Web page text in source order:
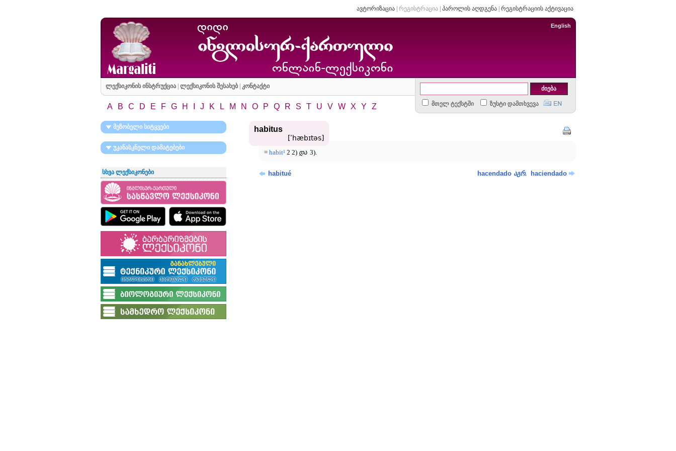
ავტორიზაცია| რეგისტრაცია| პაროლის აღდგენა| რეგისტრაციის აქტივაცია
English
ლექსიკონის ინსტრუქცია| ლექსიკონის შესახებ| კონტაქტი
მთელ ტექსტში ზუსტი დამთხვევა
A B C D E F G H J K L M N O P Q R S T U V W X Y Z
მეზობელი სიტყვები
უკანასკნელი დამატებები
სხვა ლექსიკონები
habitus
[ʹhæbɪtəs]
= habit¹2 2) და 3).
habitué hacendado აგრ. haciendado